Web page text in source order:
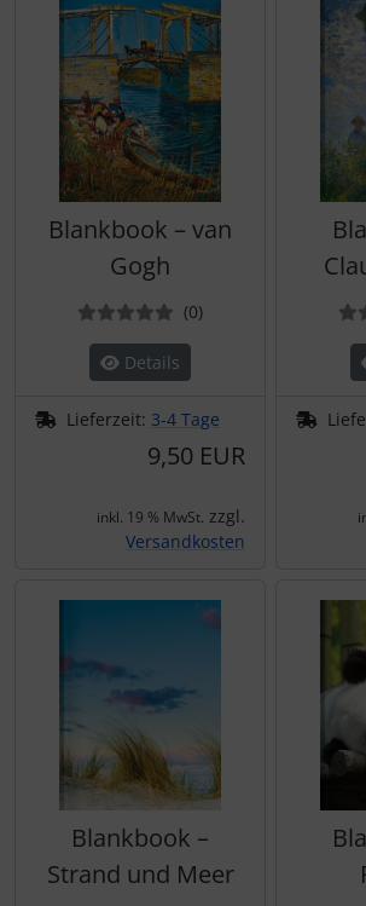
Blankbook – van
Gogh
(0Bewertungen
)
Details
Lieferzeit: 3-4 Tage
9,50 EUR
inkl. 19 % MwSt. zzgl.
Versandkosten
Blankbook –
Strand und Meer